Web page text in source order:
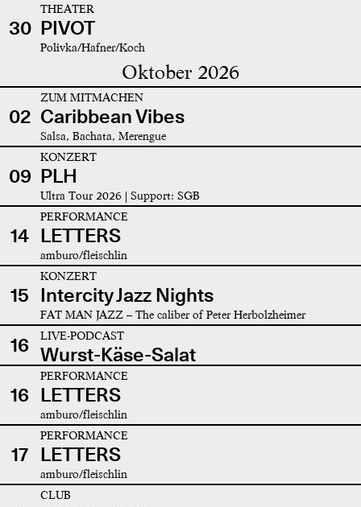
30
THEATER
PIVOT
Polivka/Hafner/Koch
Oktober 2026
02
ZUM MITMACHEN
Caribbean Vibes
Salsa, Bachata, Merengue
09
KONZERT
PLH
Ultra Tour 2026 | Support: SGB
14
PERFORMANCE
LETTERS
amburo/fleischlin
15
KONZERT
Intercity Jazz Nights
FAT MAN JAZZ – The caliber of Peter Herbolzheimer
16 LIVE-PODCAST
Wurst-Käse-Salat
16
PERFORMANCE
LETTERS
amburo/fleischlin
17
PERFORMANCE
LETTERS
amburo/fleischlin
CLUB